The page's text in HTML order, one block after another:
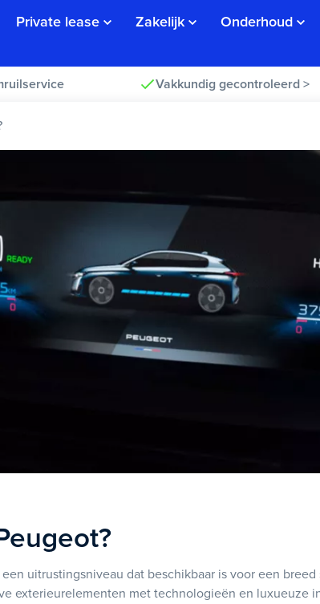
Private lease Zakelijk Onderhoud
Vakkundig gecontroleerd >
uitrustingsniveau dat beschikbaar is voor een
exterieurelementen met technologieën en luxueuze